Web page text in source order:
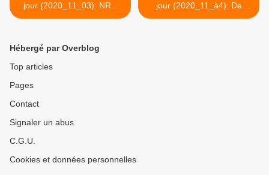
jour (2020_11_03): NRC
Handelsblad
jour (2020_11_à4): De
Telegraaf >
Hébergé par Overblog
Top articles
Pages
Contact
Signaler un abus
C.G.U.
Cookies et données personnelles